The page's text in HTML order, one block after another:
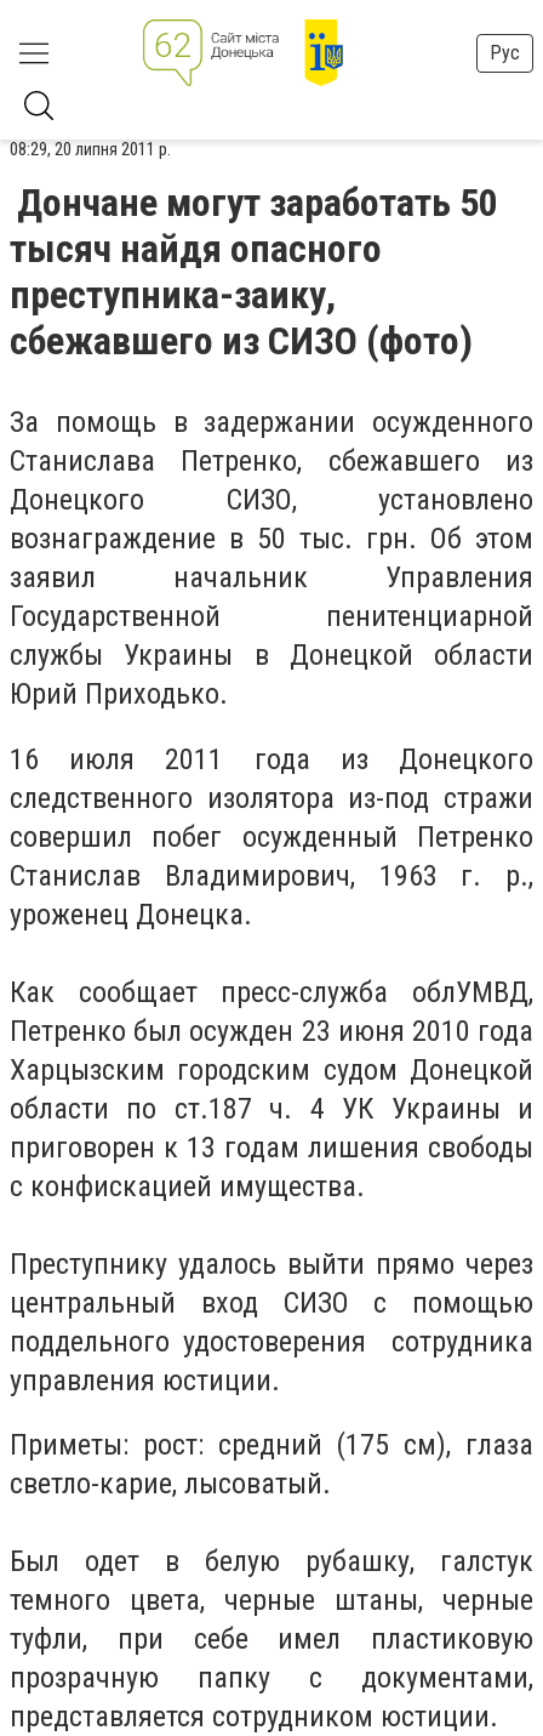
Рус
08:29, 20 липня 2011 р.
Дончане могут заработать 50
тысяч найдя опасного
преступника-заику,
сбежавшего из СИЗО (фото)
За помощь в задержании осужденного
Станислава Петренко, сбежавшего из
Донецкого СИЗО, установлено
вознаграждение в 50 тыс. грн. Об этом
заявил начальник Управления
Государственной пенитенциарной
службы Украины в Донецкой области
Юрий Приходько.
16 июля 2011 года из Донецкого
следственного изолятора из-под стражи
совершил побег осужденный Петренко
Станислав Владимирович, 1963 г. р.,
уроженец Донецка.
Как сообщает пресс-служба облУМВД,
Петренко был осужден 23 июня 2010 года
Харцызским городским судом Донецкой
области по ст.187 ч. 4 УК Украины и
приговорен к 13 годам лишения свободы
с конфискацией имущества.
Преступнику удалось выйти прямо через
центральный вход СИЗО с помощью
поддельного удостоверения сотрудника
управления юстиции.
Приметы: рост: средний (175 см), глаза
светло-карие, лысоватый.
Был одет в белую рубашку, галстук
темного цвета, черные штаны, черные
туфли, при себе имел пластиковую
прозрачную папку с документами,
представляется сотрудником юстиции.